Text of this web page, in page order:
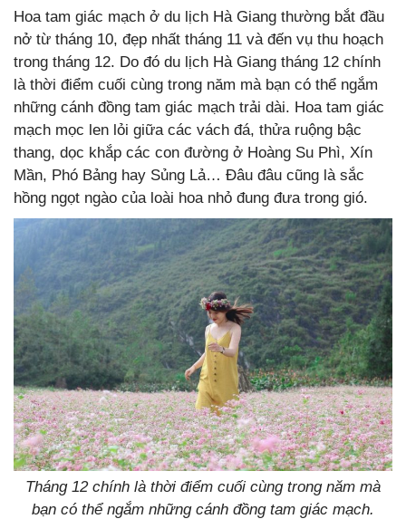
Hoa tam giác mạch ở du lịch Hà Giang thường bắt đầu
nở từ tháng 10, đẹp nhất tháng 11 và đến vụ thu hoạch
trong tháng 12. Do đó du lịch Hà Giang tháng 12 chính
là thời điểm cuối cùng trong năm mà bạn có thể ngắm
những cánh đồng tam giác mạch trải dài. Hoa tam giác
mạch mọc len lỏi giữa các vách đá, thửa ruộng bậc
thang, dọc khắp các con đường ở Hoàng Su Phì, Xín
Mần, Phó Bảng hay Sủng Lả… Đâu đâu cũng là sắc
hồng ngọt ngào của loài hoa nhỏ đung đưa trong gió.
Tháng 12 chính là thời điểm cuối cùng trong năm mà
bạn có thể ngắm những cánh đồng tam giác mạch.